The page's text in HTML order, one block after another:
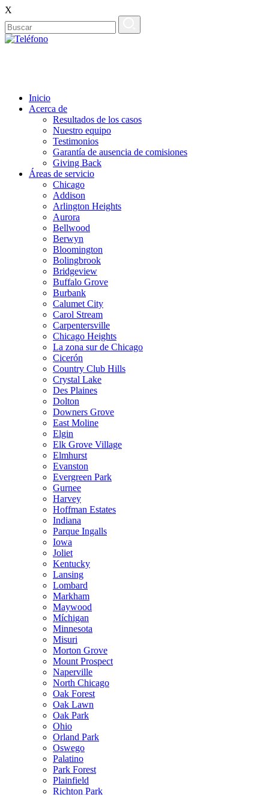
X
Inicio
Acerca de
Resultados de los casos
Nuestro equipo
Testimonios
Garantía de ausencia de comisiones
Giving Back
Áreas de servicio
Chicago
Addison
Arlington Heights
Aurora
Bellwood
Berwyn
Bloomington
Bolingbrook
Bridgeview
Buffalo Grove
Burbank
Calumet City
Carol Stream
Carpentersville
Chicago Heights
La zona sur de Chicago
Cicerón
Country Club Hills
Crystal Lake
Des Plaines
Dolton
Downers Grove
East Moline
Elgin
Elk Grove Village
Elmhurst
Evanston
Evergreen Park
Gurnee
Harvey
Hoffman Estates
Indiana
Parque Ingalls
Iowa
Joliet
Kentucky
Lansing
Lombard
Markham
Maywood
Míchigan
Minnesota
Misuri
Morton Grove
Mount Prospect
Naperville
North Chicago
Oak Forest
Oak Lawn
Oak Park
Ohio
Orland Park
Oswego
Palatino
Park Forest
Plainfield
Richton Park